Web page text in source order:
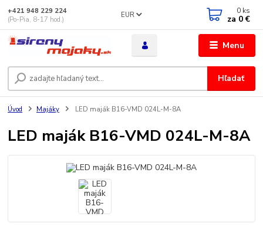
Menu
EUR
Hľadať
+421 948 229 224
(Po-Pia, 8-17 hod.)
0 ks
za 0 €
Úvod Majáky LED maják B16-VMD 024L-M-8A
LED maják B16-VMD 024L-M-8A